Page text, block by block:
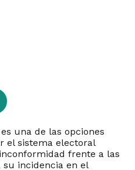
es una de las opciones
el sistema electoral
frente a las
incidencia en el